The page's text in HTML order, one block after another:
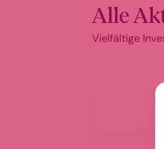
Alle
Vielfältige